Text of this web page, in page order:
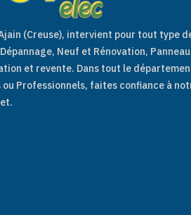
(Creuse), intervient pour tout type
Dépannage, Neuf et Rénovation, Panneau
et revente. Dans tout le
Professionnels, faites confiance à